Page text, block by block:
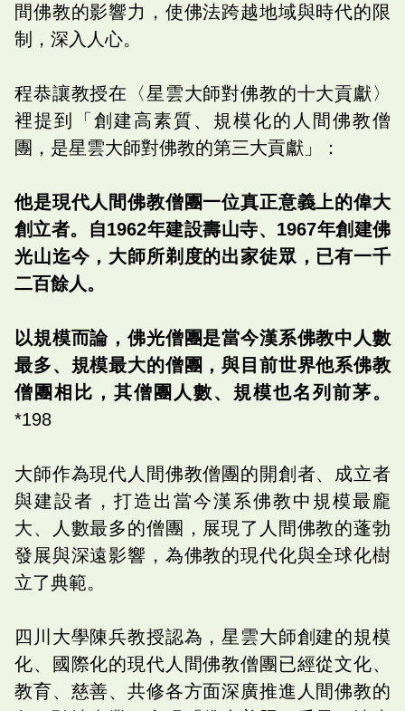
間佛教的影響力，使佛法跨越地域與時代的限
制，深入人心。
程恭讓教授在〈星雲大師對佛教的十大貢獻〉
裡提到「創建高素質、規模化的人間佛教僧
團，是星雲大師對佛教的第三大貢獻」：
他是現代人間佛教僧團一位真正意義上的偉大
創立者。自1962年建設壽山寺、1967年創建佛
光山迄今，大師所剃度的出家徒眾，已有一千
二百餘人。
以規模而論，佛光僧團是當今漢系佛教中人數
最多、規模最大的僧團，與目前世界他系佛教
僧團相比，其僧團人數、規模也名列前茅。
*198
大師作為現代人間佛教僧團的開創者、成立者
與建設者，打造出當今漢系佛教中規模最龐
大、人數最多的僧團，展現了人間佛教的蓬勃
發展與深遠影響，為佛教的現代化與全球化樹
立了典範。
四川大學陳兵教授認為，星雲大師創建的規模
化、國際化的現代人間佛教僧團已經從文化、
教育、慈善、共修各方面深廣推進人間佛教的